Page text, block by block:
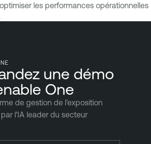
les performances opérationnelles
une démo
One
de gestion de l'exposition
l'IA leader du secteur